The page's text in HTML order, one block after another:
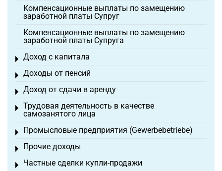
Компенсационные выплаты по замещению
заработной платы Супруг
Компенсационные выплаты по замещению
заработной платы Супруга
Доход с капитала
Toggle menu
Доходы от пенсий
Toggle menu
Доход от сдачи в аренду
Toggle menu
Трудовая деятельность в качестве
самозанятого лица
Toggle menu
Промысловые предприятия (Gewerbebetriebe)
Toggle menu
Прочие доходы
Toggle menu
Частные сделки купли-продажи
Toggle menu